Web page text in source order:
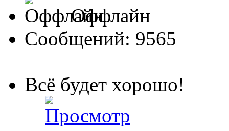
Оффлайн
Сообщений: 9565
Всё будет хорошо!